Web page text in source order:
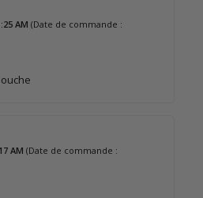
AM (Date de commande :
AM (Date de commande :